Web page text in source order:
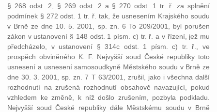
§ 268 odst. 2, § 269 odst. 2 a § 270 odst. 1 tr. ř. za splnění
podmínek § 272 odst. 1 tr. ř. tak, že usnesením Krajského soudu
v Brně ze dne 10. 5. 2001, sp. zn. 6 To 209/2001, byl porušen
zákon v ustanovení § 148 odst. 1 písm. c) tr. ř. a v řízení, jež mu
předcházelo, v ustanovení § 314c odst. 1 písm. c) tr. ř., ve
prospěch obviněného K. F. Nejvyšší soud České republiky toto
usnesení a usnesení samosoudkyně Městského soudu v Brně ze
dne 30. 3. 2001, sp. zn. 7 T 63/2001, zrušil, jako i všechna další
rozhodnutí na zrušená rozhodnutí obsahově navazující, pokud
vzhledem ke změně, k níž došlo zrušením, pozbyla podkladu.
Nejvyšší soud České republiky dále Městskému soudu v Brně